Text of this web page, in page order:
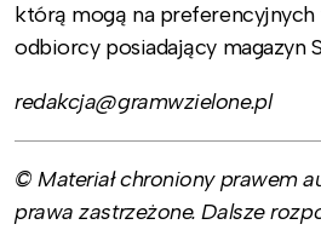
którą mogą na
odbiorcy posiadający magazyn
redakcja@gramwzielone.pl
© Materiał chroniony prawem
prawa zastrzeżone. Dalsze